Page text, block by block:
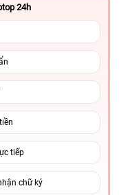
24h
tiếp
chữ ký